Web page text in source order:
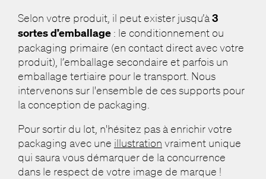
Selon votre produit, il peut exister jusqu’à 3
sortes d’emballage: le conditionnement ou
packaging primaire (en contact direct avec votre
produit), l’emballage secondaire et parfois un
emballage tertiaire pour le transport. Nous
intervenons sur l'ensemble de ces supports pour
la conception de packaging.
Pour sortir du lot, n'hésitez pas à enrichir votre
packaging avec une illustration vraiment unique
qui saura vous démarquer de la concurrence
dans le respect de votre image de marque !